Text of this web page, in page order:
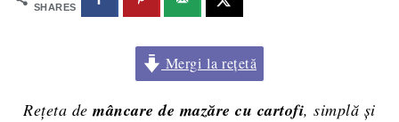
SHARES
Mergi la rețetă
Rețeta demâncare de mazăre cu cartofi, simplă și